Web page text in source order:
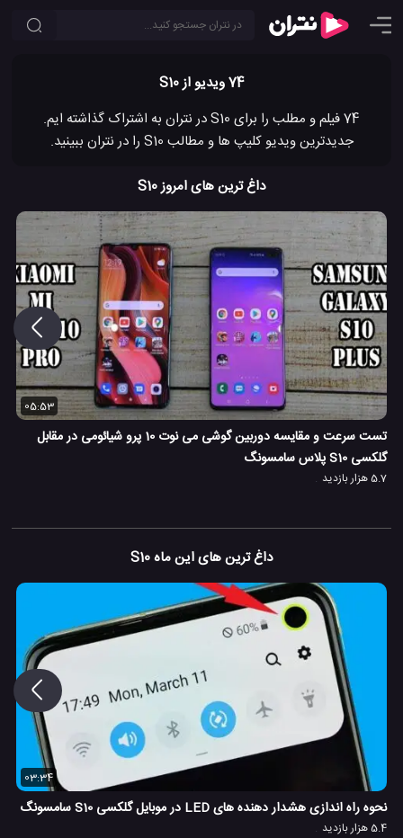
74 ویدیو از S10
74 فیلم و مطلب را برای S10 در نتران به اشتراک گذاشته ایم.
جدیدترین ویدیو کلیپ ها و مطالب S10 را در نتران ببینید.
داغ ترین های امروز S10
05:53
تست سرعت و مقایسه دوربین گوشی می نوت 10 پرو شیائومی در مقابل
گلکسی S10 پلاس سامسونگ
5.7 هزار بازدید
داغ ترین های این ماه S10
03:34
نحوه راه اندازی هشدار دهنده های LED در موبایل گلکسی S10 سامسونگ
5.4 هزار بازدید